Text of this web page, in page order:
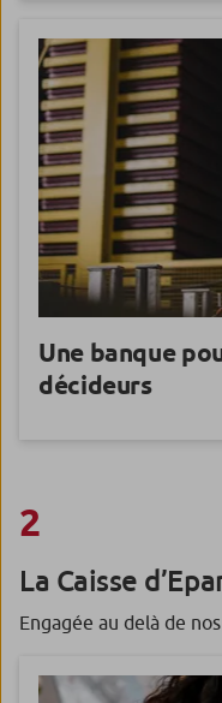
Une banque
décideurs
2
La Caisse
Engagée au delà de